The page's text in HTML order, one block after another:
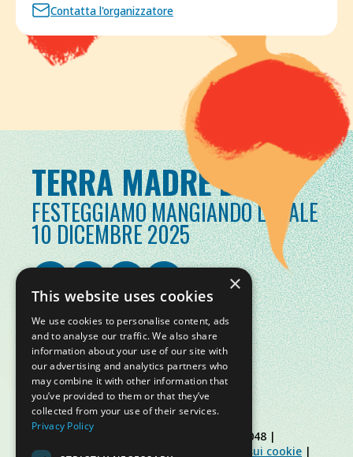
Contatta l'organizzatore
TERRA MADRE DAY
FESTEGGIAMO MANGIANDO LOCALE
10 DICEMBRE 2025
© Slow Food Foundation | C.F. 91019770048 |
Informativa sulla privacy
Informativa sui cookie |
×
This website uses cookies
We use cookies to personalise content, ads
and to analyse our traffic. We also share
information about your use of our site with
our advertising and analytics partners who
may combine it with other information that
you’ve provided to them or that they’ve
collected from your use of their services.
Privacy Policy